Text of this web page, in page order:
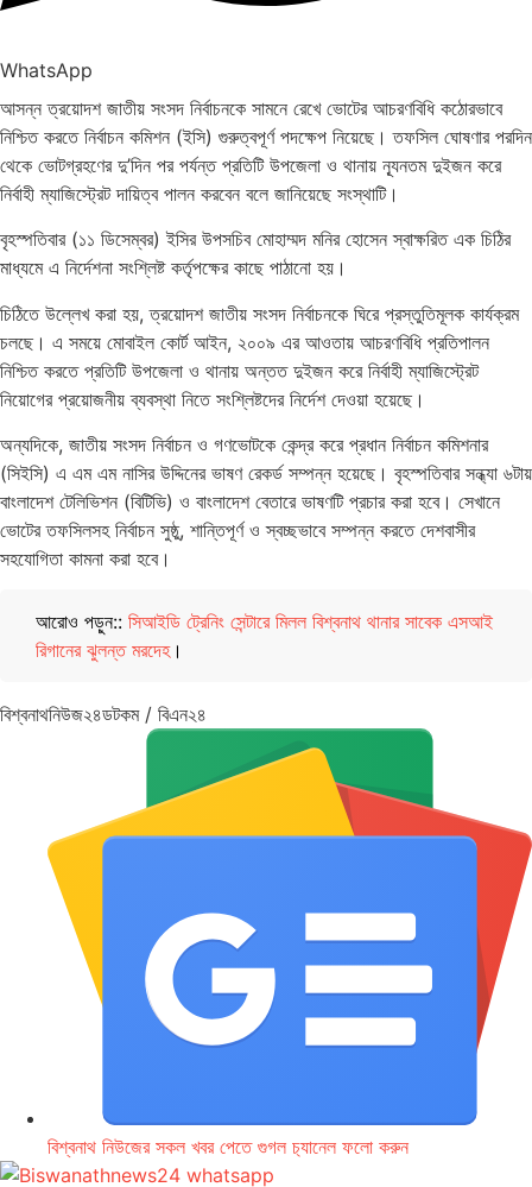
WhatsApp
আসন্ন ত্রয়োদশ জাতীয় সংসদ নির্বাচনকে সামনে রেখে ভোটের আচরণবিধি কঠোরভাবে
নিশ্চিত করতে নির্বাচন কমিশন (ইসি) গুরুত্বপূর্ণ পদক্ষেপ নিয়েছে। তফসিল ঘোষণার পরদিন
থেকে ভোটগ্রহণের দু’দিন পর পর্যন্ত প্রতিটি উপজেলা ও থানায় ন্যূনতম দুইজন করে
নির্বাহী ম্যাজিস্ট্রেট দায়িত্ব পালন করবেন বলে জানিয়েছে সংস্থাটি।
বৃহস্পতিবার (১১ ডিসেম্বর) ইসির উপসচিব মোহাম্মদ মনির হোসেন স্বাক্ষরিত এক চিঠির
মাধ্যমে এ নির্দেশনা সংশ্লিষ্ট কর্তৃপক্ষের কাছে পাঠানো হয়।
চিঠিতে উল্লেখ করা হয়, ত্রয়োদশ জাতীয় সংসদ নির্বাচনকে ঘিরে প্রস্তুতিমূলক কার্যক্রম
চলছে। এ সময়ে মোবাইল কোর্ট আইন, ২০০৯ এর আওতায় আচরণবিধি প্রতিপালন
নিশ্চিত করতে প্রতিটি উপজেলা ও থানায় অন্তত দুইজন করে নির্বাহী ম্যাজিস্ট্রেট
নিয়োগের প্রয়োজনীয় ব্যবস্থা নিতে সংশ্লিষ্টদের নির্দেশ দেওয়া হয়েছে।
অন্যদিকে, জাতীয় সংসদ নির্বাচন ও গণভোটকে কেন্দ্র করে প্রধান নির্বাচন কমিশনার
(সিইসি) এ এম এম নাসির উদ্দিনের ভাষণ রেকর্ড সম্পন্ন হয়েছে। বৃহস্পতিবার সন্ধ্যা ৬টায়
বাংলাদেশ টেলিভিশন (বিটিভি) ও বাংলাদেশ বেতারে ভাষণটি প্রচার করা হবে। সেখানে
ভোটের তফসিলসহ নির্বাচন সুষ্ঠু, শান্তিপূর্ণ ও স্বচ্ছভাবে সম্পন্ন করতে দেশবাসীর
সহযোগিতা কামনা করা হবে।
আরোও পড়ুন:: সিআইডি ট্রেনিং সেন্টারে মিলল বিশ্বনাথ থানার সাবেক এসআই
রিগানের ঝুলন্ত মরদেহ।
বিশ্বনাথনিউজ২৪ডটকম / বিএন২৪
বিশ্বনাথ নিউজের সকল খবর পেতে গুগল চ‌্যানেল ফলো করুন